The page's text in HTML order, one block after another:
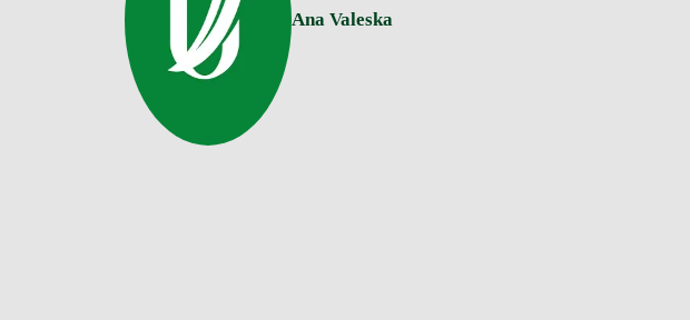
Ana Valeska